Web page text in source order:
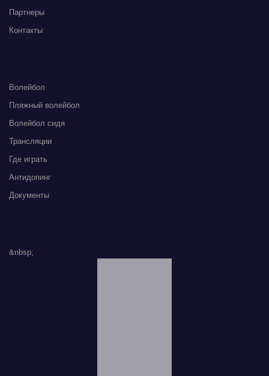
Партнеры
Контакты
Волейбол
Пляжный волейбол
Волейбол сидя
Трансляции
Где играть
Антидопинг
Документы
&nbsp;